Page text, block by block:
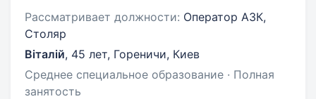
Рассматривает должности: Оператор АЗК,
Столяр
Віталій, 45 лет, Гореничи, Киев
Среднее специальное образование · Полная
занятость